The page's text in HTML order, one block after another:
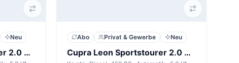
Neu
Cupra Leon Sportstourer 2.0 TDI 110kW DSG Sportstourer V1
Abo Privat & Gewerbe Neu
Cupra Leon Sportstourer 2.0 TDI 110kW DSG Sportstourer V1